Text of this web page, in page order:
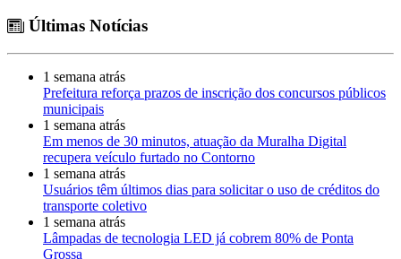
Últimas Notícias
1 semana atrás
Prefeitura reforça prazos de inscrição dos concursos públicos
municipais
1 semana atrás
Em menos de 30 minutos, atuação da Muralha Digital
recupera veículo furtado no Contorno
1 semana atrás
Usuários têm últimos dias para solicitar o uso de créditos do
transporte coletivo
1 semana atrás
Lâmpadas de tecnologia LED já cobrem 80% de Ponta
Grossa